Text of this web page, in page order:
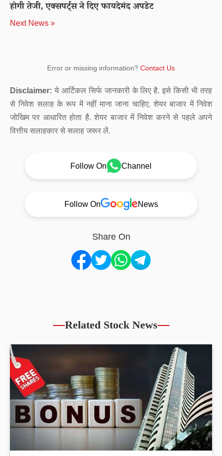
होगी तेजी, एक्सपर्ट्स ने दिए फायदेमंद अपडेट
Next News »
Error or missing information? Contact Us
Disclaimer: ये आर्टिकल सिर्फ जानकारी के लिए है. इसे किसी भी तरह
से निवेश सलाह के रूप में नहीं माना जाना चाहिए. शेयर बाजार में निवेश
जोखिम पर आधारित होता है. शेयर बाजार में निवेश करने से पहले अपने
वित्तीय सलाहकार से सलाह जरूर लें.
Follow On Channel
Follow On News
Share On
Related Stock News